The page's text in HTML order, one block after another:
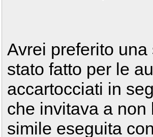
Avrei preferito
stato fatto per le
accartocciati in
che invitava a
simile eseguita